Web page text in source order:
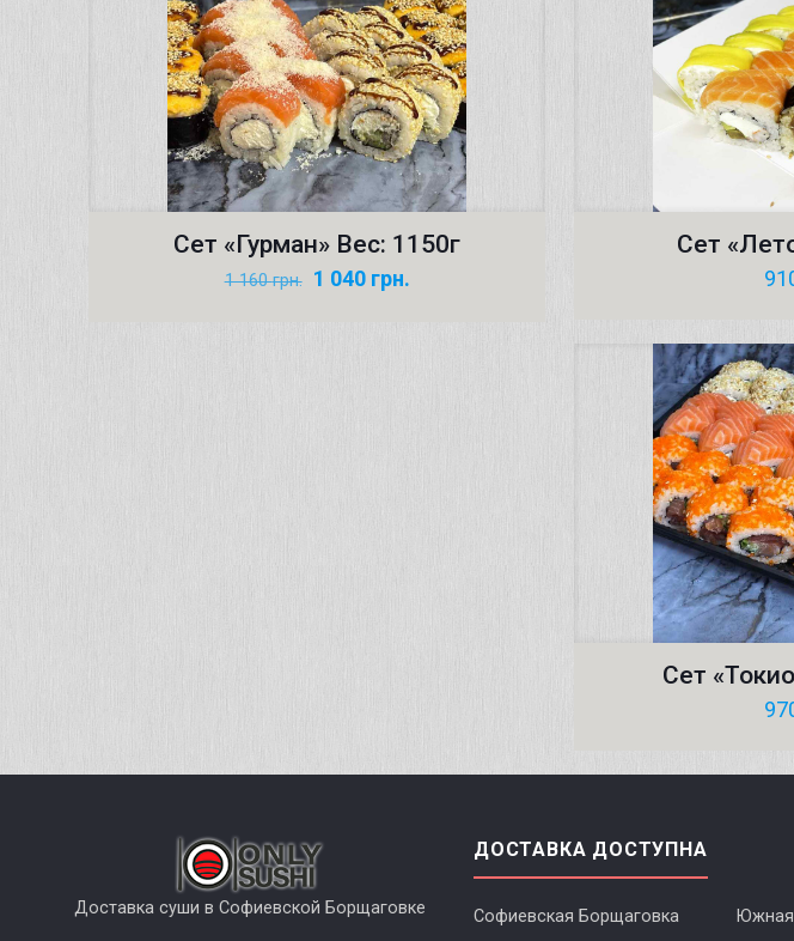
Сет «Гурман» Вес: 1150г
1 160грн.
Первоначальная
1 040 грн.Текущая
Сет
Сет
Доставка суши в Софиевской Борщаговке
ДОСТАВКА ДОСТУПНА
Софиевская Борщаговка